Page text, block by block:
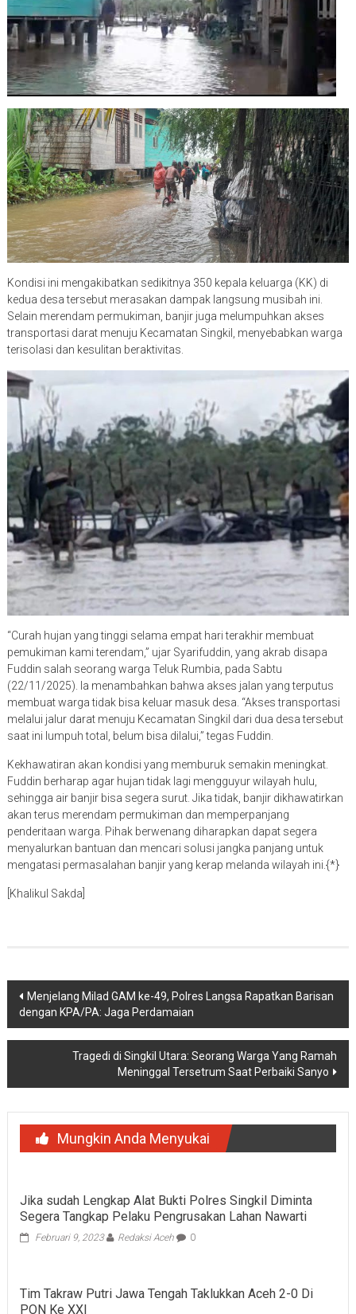
Kondisi ini mengakibatkan sedikitnya 350 kepala keluarga (KK) di
kedua desa tersebut merasakan dampak langsung musibah ini.
Selain merendam permukiman, banjir juga melumpuhkan akses
transportasi darat menuju Kecamatan Singkil, menyebabkan warga
terisolasi dan kesulitan beraktivitas.
“Curah hujan yang tinggi selama empat hari terakhir membuat
pemukiman kami terendam,” ujar Syarifuddin, yang akrab disapa
Fuddin salah seorang warga Teluk Rumbia, pada Sabtu
(22/11/2025). Ia menambahkan bahwa akses jalan yang terputus
membuat warga tidak bisa keluar masuk desa. “Akses transportasi
melalui jalur darat menuju Kecamatan Singkil dari dua desa tersebut
saat ini lumpuh total, belum bisa dilalui,” tegas Fuddin.
Kekhawatiran akan kondisi yang memburuk semakin meningkat.
Fuddin berharap agar hujan tidak lagi mengguyur wilayah hulu,
sehingga air banjir bisa segera surut. Jika tidak, banjir dikhawatirkan
akan terus merendam permukiman dan memperpanjang
penderitaan warga. Pihak berwenang diharapkan dapat segera
menyalurkan bantuan dan mencari solusi jangka panjang untuk
mengatasi permasalahan banjir yang kerap melanda wilayah ini.{*}
[Khalikul Sakda]
Navigasi
pos
Menjelang Milad GAM ke-49, Polres Langsa Rapatkan Barisan
dengan KPA/PA: Jaga Perdamaian
Tragedi di Singkil Utara: Seorang Warga Yang Ramah
Meninggal Tersetrum Saat Perbaiki Sanyo
Mungkin Anda Menyukai
Jika sudah Lengkap Alat Bukti Polres Singkil Diminta
Segera Tangkap Pelaku Pengrusakan Lahan Nawarti
Februari 9, 2023 Redaksi Aceh 0
Tim Takraw Putri Jawa Tengah Taklukkan Aceh 2-0 Di
PON Ke XXI